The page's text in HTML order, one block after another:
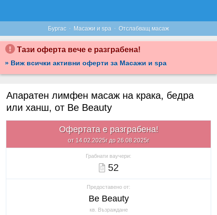
Бургас · Масажи и spa · Отслабващ масаж
Тази оферта вече е разграбена!
» Виж всички активни оферти за Масажи и spa
Апаратен лимфен масаж на крака, бедра
или ханш, от Be Beauty
Офертата е разграбена!
от 14.02.2025г до 26.08.2025г
Грабнати ваучери:
52
Предоставено от:
Be Beauty
кв. Възраждане